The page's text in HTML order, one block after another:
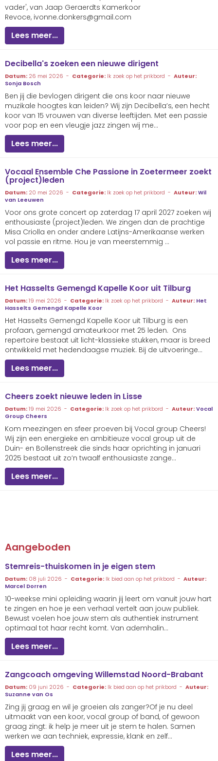
vader', van Jaap Geraerdts Kamerkoor
Revoce, sreknod.ennovi@gmail.com
Lees meer...
Decibella's zoeken een nieuwe dirigent
Datum: 26 mei 2026 - Categorie: Ik zoek op het prikbord - Auteur:
Sonja Bosch
Ben jij die bevlogen dirigent die ons koor naar nieuwe
muzikale hoogtes kan leiden? Wij zijn Decibella’s, een hecht
koor van 15 vrouwen van diverse leeftijden. Met een passie
voor pop en een vleugje jazz zingen wij me...
Lees meer...
Vocaal Ensemble Che Passione in Zoetermeer zoekt
(project)leden
Datum: 20 mei 2026 - Categorie: Ik zoek op het prikbord - Auteur:Wil
van Leeuwen
Voor ons grote concert op zaterdag 17 april 2027 zoeken wij
enthousiaste (project)leden. We zingen dan de prachtige
Misa Criolla en onder andere Latijns-Amerikaanse werken
vol passie en ritme. Hou je van meerstemmig ...
Lees meer...
Het Hasselts Gemengd Kapelle Koor uit Tilburg
Datum:19 mei 2026 - Categorie: Ik zoek op het prikbord - Auteur: Het
Hasselts Gemengd Kapelle Koor
Het Hasselts Gemengd Kapelle Koor uit Tilburg is een
profaan, gemengd amateurkoor met 25 leden. Ons
repertoire bestaat uit licht-klassieke stukken, maar is breed
ontwikkeld met hedendaagse muziek. Bij de uitvoeringe...
Lees meer...
Cheers zoekt nieuwe leden in Lisse
Datum:19 mei 2026 - Categorie: Ik zoek op het prikbord - Auteur:Vocal
Group Cheers
Kom meezingen en sfeer proeven bij Vocal group Cheers!
Wij zijn een energieke en ambitieuze vocal group uit de
Duin- en Bollenstreek die sinds haar oprichting in januari
2025 bestaat uit zo’n twaalf enthousiaste zange...
Lees meer...
Aangeboden
Stemreis-thuiskomen in je eigen stem
Datum: 08 juli 2026 - Categorie: Ik bied aan op het prikbord - Auteur:
Marcel Dorren
10-weekse mini opleiding waarin jij leert om vanuit jouw hart
te zingen en hoe je een verhaal vertelt aan jouw publiek.
Bewust voelen hoe jouw stem als authentiek instrument
optimaal tot haar recht komt. Van ademhalin...
Lees meer...
Zangcoach omgeving Willemstad Noord-Brabant
Datum: 09 juni 2026 - Categorie: Ik bied aan op het prikbord - Auteur:
Suzanne van Os
Zing jij graag en wil je groeien als zanger?Of je nu deel
uitmaakt van een koor, vocal group of band, of gewoon
graag zingt: ik help je meer uit je stem te halen. Samen
werken we aan techniek, expressie, klank en zelf...
Lees meer...